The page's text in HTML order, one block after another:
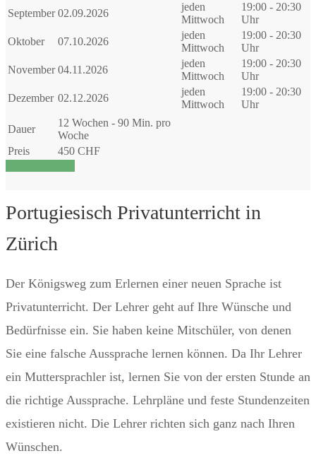
September 02.09.2026
jeden
Mittwoch
19:00 - 20:30
Uhr
Oktober
07.10.2026
jeden
Mittwoch
19:00 - 20:30
Uhr
November 04.11.2026
jeden
Mittwoch
19:00 - 20:30
Uhr
Dezember 02.12.2026
jeden
Mittwoch
19:00 - 20:30
Uhr
Dauer
12 Wochen - 90 Min. pro
Woche
Preis
450 CHF
Portugiesisch Privatunterricht in
Zürich
Der Königsweg zum Erlernen einer neuen Sprache ist
Privatunterricht. Der Lehrer geht auf Ihre Wünsche und
Bedürfnisse ein. Sie haben keine Mitschüler, von denen
Sie eine falsche Aussprache lernen können. Da Ihr Lehrer
ein Muttersprachler ist, lernen Sie von der ersten Stunde an
die richtige Aussprache. Lehrpläne und feste Stundenzeiten
existieren nicht. Die Lehrer richten sich ganz nach Ihren
Wünschen.